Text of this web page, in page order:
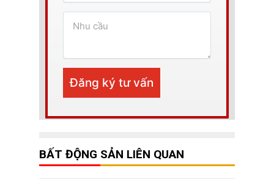
BẤT ĐỘNG SẢN LIÊN QUAN